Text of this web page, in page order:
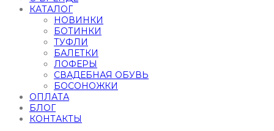
КАТАЛОГ
НОВИНКИ
БОТИНКИ
ТУФЛИ
БАЛЕТКИ
ЛОФЕРЫ
СВАДЕБНАЯ ОБУВЬ
БОСОНОЖКИ
ОПЛАТА
БЛОГ
КОНТАКТЫ